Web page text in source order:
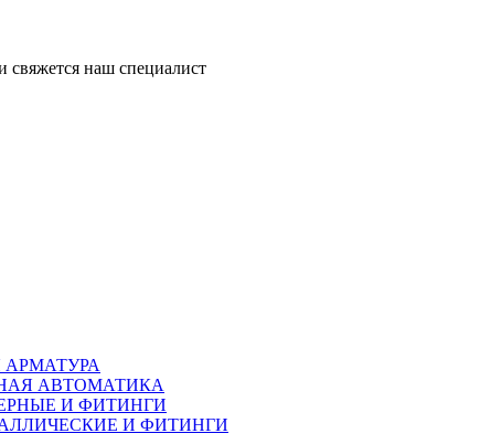
наш специалист
АВТОМАТИКА
И ФИТИНГИ
И ФИТИНГИ